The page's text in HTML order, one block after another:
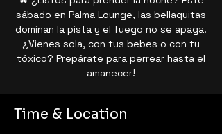
sábado en Palma Lounge, las bellaquitas
dominan la pista y el fuego no se apaga.
¿Vienes sola, con tus bebes o con tu
tóxico? Prepárate para perrear hasta el
amanecer!
Time & Location